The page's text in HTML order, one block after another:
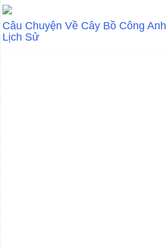
Câu Chuyện Về Cây Bồ Công
Lịch Sử